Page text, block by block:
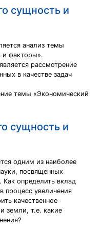
сущность и
анализ темы
и факторы».
рассмотрение
в качестве задач
темы «Экономический
сущность и
одним из наиболее
посвященных
Как определить вклад
процесс увеличения
качественное
земли, т.е. какие